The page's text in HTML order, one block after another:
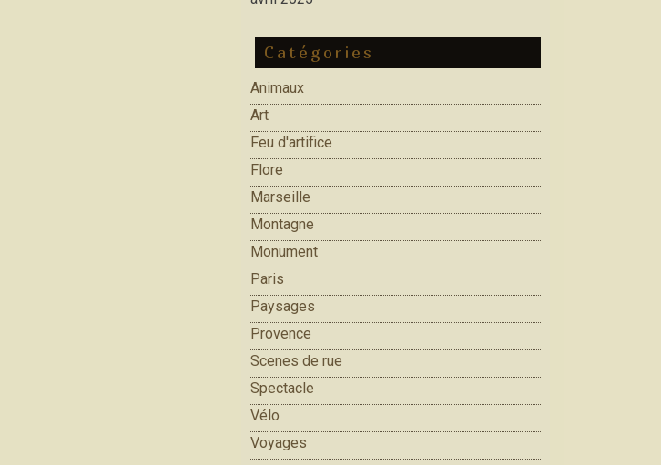
Catégories
Animaux
Art
Feu d'artifice
Flore
Marseille
Montagne
Monument
Paris
Paysages
Provence
Scenes de rue
Spectacle
Vélo
Voyages